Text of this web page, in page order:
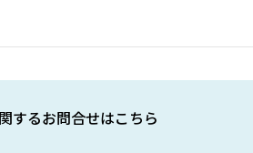
するお問合せはこちら